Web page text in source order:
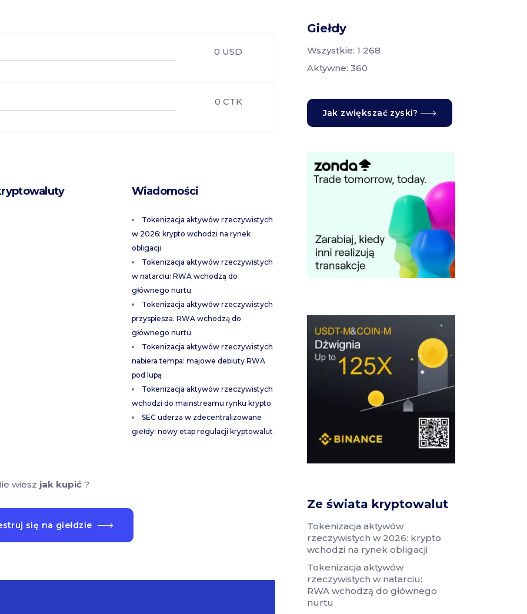
0 USD
0 CTK
Wiadomości
Tokenizacja aktywów rzeczywistych
w 2026: krypto wchodzi na rynek
obligacji
Tokenizacja aktywów rzeczywistych
w natarciu: RWA wchodzą do
głównego nurtu
Tokenizacja aktywów rzeczywistych
przyspiesza. RWA wchodzą do
głównego nurtu
Tokenizacja aktywów rzeczywistych
nabiera tempa: majowe debiuty RWA
pod lupą
Tokenizacja aktywów rzeczywistych
wchodzi do mainstreamu rynku krypto
SEC uderza w zdecentralizowane
giełdy: nowy etap regulacji kryptowalut
wiesz jak kupić?
się na giełdzie
Giełdy
Wszystkie: 1 268
Aktywne: 360
Jak zwiększać zyski?
Ze świata kryptowalut
Tokenizacja aktywów
rzeczywistych w 2026: krypto
wchodzi na rynek obligacji
Tokenizacja aktywów
rzeczywistych w natarciu:
RWA wchodzą do głównego
nurtu